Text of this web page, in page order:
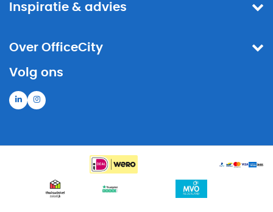
Inspiratie & advies
Over OfficeCity
Volg ons